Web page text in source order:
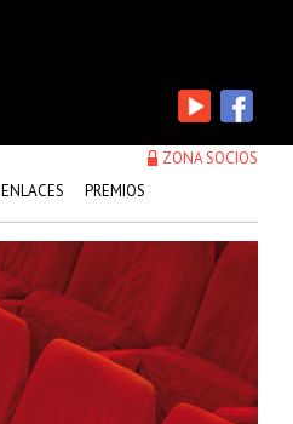
ZONA SOCIOS
ENLACES
PREMIOS